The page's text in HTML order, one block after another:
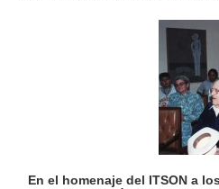
En el homenaje del ITSON a